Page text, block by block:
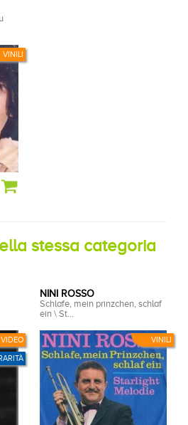
VINILI
stessa categoria
VIDEO VINILI
NINI ROSSO
Schlafe, mein prinzchen, schlaf
ein \ St...